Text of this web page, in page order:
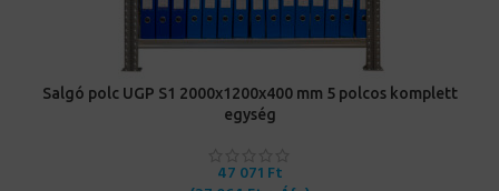
Salgó polc UGP S1 2000x1200x400 mm 5 polcos komplett
egység
47 071 Ft